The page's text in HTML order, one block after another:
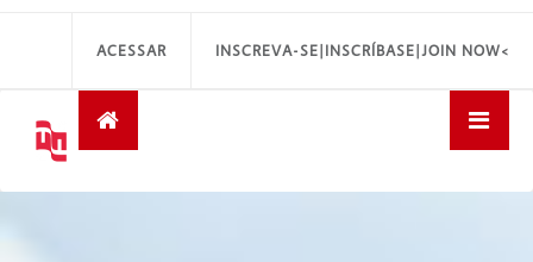
INSCREVA-SE|INSCRÍBASE|JOIN NOW<
ACESSAR